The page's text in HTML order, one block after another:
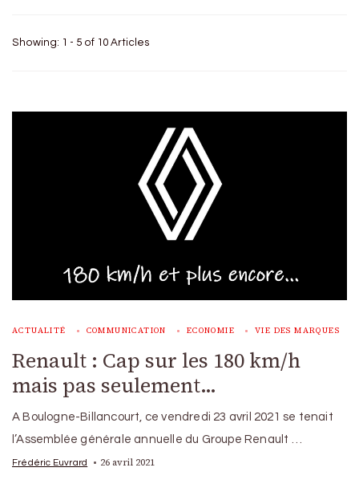
Showing: 1 - 5 of 10 Articles
ACTUALITÉ COMMUNICATION ECONOMIE VIE DES MARQUES
Renault : Cap sur les 180 km/h
mais pas seulement…
A Boulogne-Billancourt, ce vendredi 23 avril 2021 se tenait
l’Assemblée générale annuelle du Groupe Renault …
Frédéric Euvrard 26 avril 2021